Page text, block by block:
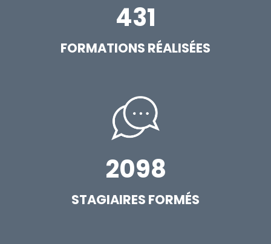
431
FORMATIONS RÉALISÉES
2098
STAGIAIRES FORMÉS